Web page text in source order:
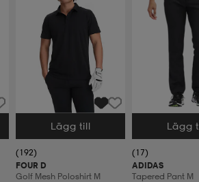
Välj storlek
Lägg till
(192)
FOUR D
Golf Mesh Poloshirt M
Välj storlek
Lägg
(17)
ADIDAS
Tapered Pant M